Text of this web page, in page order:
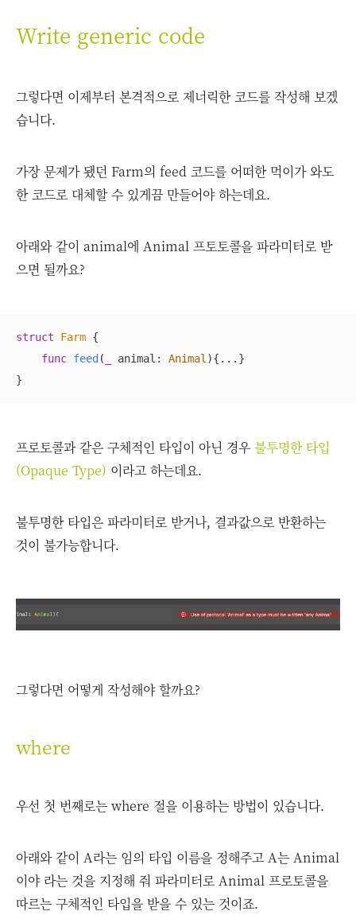
Write generic code
그렇다면 이제부터 본격적으로 제너릭한 코드를 작성해 보겠
습니다.
가장 문제가 됐던 Farm의 feed 코드를 어떠한 먹이가 와도
한 코드로 대체할 수 있게끔 만들어야 하는데요.
아래와 같이 animal에 Animal 프토토콜을 파라미터로 받
으면 될까요?
struct Farm {
func feed( animal : Animal ){ ... }
}
프로토콜과 같은 구체적인 타입이 아닌 경우 불투명한 타입
(Opaque Type) 이라고 하는데요.
불투명한 타입은 파라미터로 받거나, 결과값으로 반환하는
것이 불가능합니다.
그렇다면 어떻게 작성해야 할까요?
where
우선 첫 번째로는 where 절을 이용하는 방법이 있습니다.
아래와 같이 A라는 임의 타입 이름을 정해주고 A는 Animal
이야 라는 것을 지정해 줘 파라미터로 Animal 프로토콜을
따르는 구체적인 타입을 받을 수 있는 것이죠.